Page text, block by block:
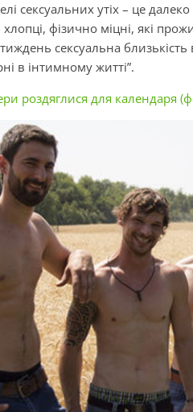
сексуальних утіх – це
хлопці, фізично міцні, які
сексуальна
в інтимному житті”.
роздяглися для календаря